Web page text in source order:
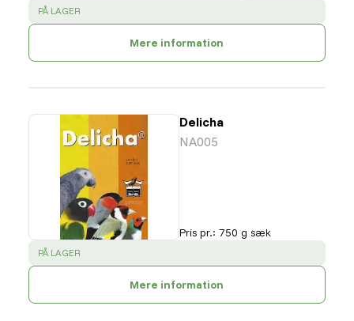
SUCCESS
PÅ LAGER
Mere information
Delicha
NA005
Pris pr.: 750 g sæk
SUCCESS
PÅ LAGER
Mere information